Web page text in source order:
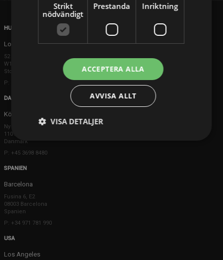
HUVUDKONTOR
London
52 Brook Street
W1K 5DS London
Storbritannien
P: +44 203 608 8181
DANMARK
Köpenhamn
Ny Østergade 20
1101 København K
Danmark
P: +45 3698 8480
SPANIEN
Barcelona
Fusina 6, E2
08003 Barcelona
Spanien
P: +34 971 781 990
USA
Los Angeles
Strikt
nödvändigt
Prestanda Inriktning
ACCEPTERA ALLA
AVVISA ALLT
VISA DETALJER